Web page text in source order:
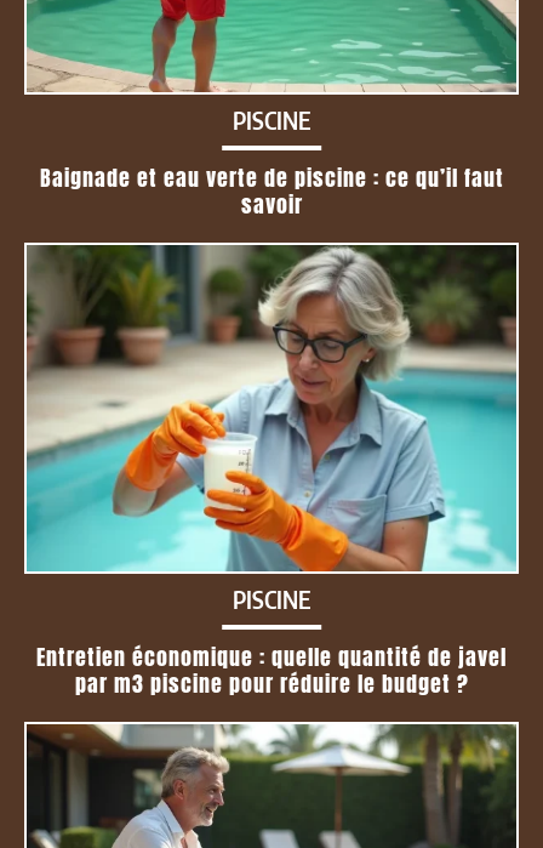
PISCINE
Baignade et eau verte de piscine : ce qu’il faut
savoir
PISCINE
Entretien économique : quelle quantité de javel
par m3 piscine pour réduire le budget ?